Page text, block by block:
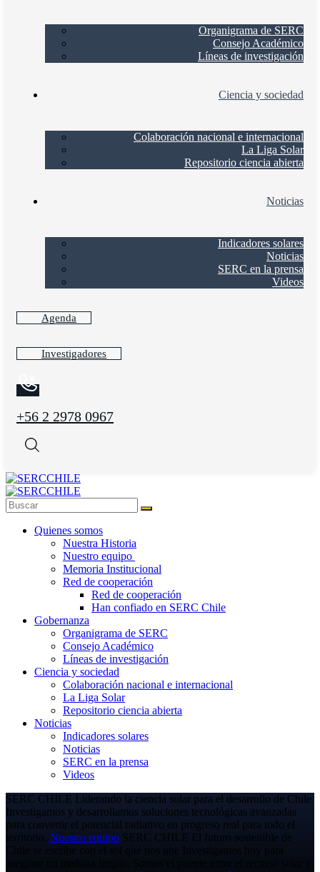
Organigrama de SERC
Consejo Académico
Líneas de investigación
Ciencia y sociedad
Colaboración nacional e internacional
La Liga Solar
Repositorio ciencia abierta
Noticias
Indicadores solares
Noticias
SERC en la prensa
Videos
Agenda
Investigadores
+56 2 2978 0967
Quienes somos
Nuestra Historia
Nuestro equipo
Memoria Institucional
Red de cooperación
Red de cooperación
Han confiado en SERC Chile
Gobernanza
Organigrama de SERC
Consejo Académico
Líneas de investigación
Ciencia y sociedad
Colaboración nacional e internacional
La Liga Solar
Repositorio ciencia abierta
Noticias
Indicadores solares
Noticias
SERC en la prensa
Videos
SERC CHILE Liderando la ciencia solar para el desarrollo de Chile
Investigamos y desarrollamos soluciones tecnológicas avanzadas
para convertir el potencial radiativo en progreso real para todo el
territorio. Nuestro equipo SERC CHILE El futuro sostenible de
Chile se escribe con el sol que nos une Investigamos hoy para